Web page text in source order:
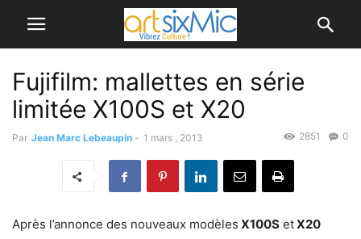
Fujifilm: mallettes en série
limitée X100S et X20
Par Jean Marc Lebeaupin - 1 mars , 2013 0
2851
Après l’annonce des nouveaux modèles X100S etX20